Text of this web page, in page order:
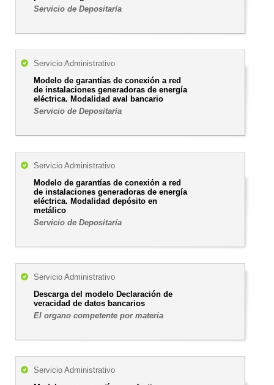
Servicio de Depositaría
Servicio Administrativo
Modelo de garantías de conexión a red
de instalaciones generadoras de energía
eléctrica. Modalidad aval bancario
Servicio de Depositaría
Servicio Administrativo
Modelo de garantías de conexión a red
de instalaciones generadoras de energía
eléctrica. Modalidad depósito en
metálico
Servicio de Depositaría
Servicio Administrativo
Descarga del modelo Declaración de
veracidad de datos bancarios
El organo competente por materia
Servicio Administrativo